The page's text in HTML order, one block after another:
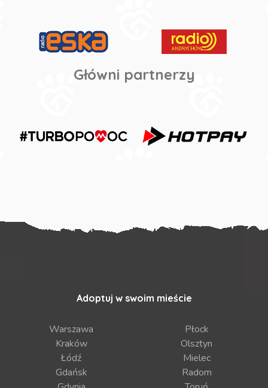
Główni partnerzy
Adoptuj w swoim mieście
Warszawa
Kraków
Łódź
Gdańsk
Płock
Olsztyn
Mielec
Radom